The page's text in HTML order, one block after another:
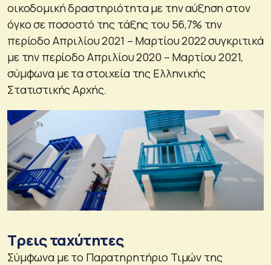
οικοδομική δραστηριότητα με την αύξηση στον
όγκο σε ποσοστό της τάξης του 56,7% την
περίοδο Απριλίου 2021 – Μαρτίου 2022 συγκριτικά
με την περίοδο Απριλίου 2020 – Μαρτίου 2021,
σύμφωνα με τα στοιχεία της Ελληνικής
Στατιστικής Αρχής.
Τρεις ταχύτητες
Σύμφωνα με το Παρατηρητήριο Τιμών της